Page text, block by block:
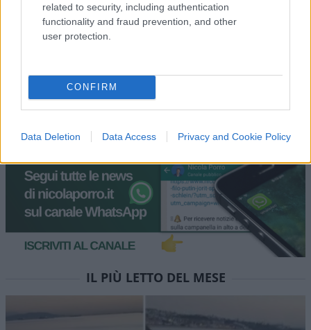
related to security, including authentication
functionality and fraud prevention, and other
user protection.
CONFIRM
Data Deletion Data Access Privacy and Cookie Policy
Rispondi VIsualizza le risposte
IL PIÙ LETTO DEL MESE